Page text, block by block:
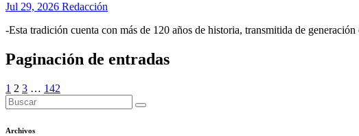
Jul 29, 2026 Redacción
-Esta tradición cuenta con más de 120 años de historia, transmitida de
Paginación de entradas
1 2 3 … 142
Archivos